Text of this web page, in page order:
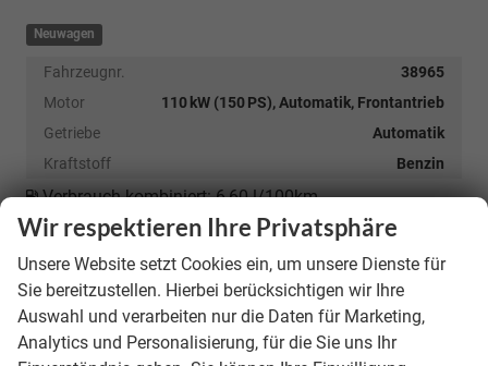
Neuwagen
Fahrzeugnr.
38965
Motor
110 kW (150 PS), Automatik, Frontantrieb
Getriebe
Automatik
Kraftstoff
Benzin
Verbrauch kombiniert:6,60 l/100km
CO
2 -Emissionen:
191,00 g/km
CO2 -Klasse: G
unverbindliche Lieferzeit:9 Monate
39.190,– €
incl. 19% MwSt.
Wir respektieren Ihre Privatsphäre
Unsere Website setzt Cookies ein, um unsere Dienste für
Sie bereitzustellen. Hierbei berücksichtigen wir Ihre
Auswahl und verarbeiten nur die Daten für Marketing,
Analytics und Personalisierung, für die Sie uns Ihr